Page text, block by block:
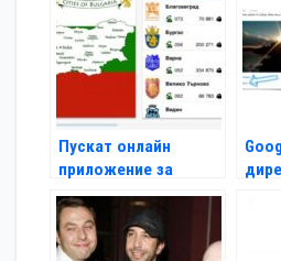
Пускат онлайн
приложение за
градовете на
България